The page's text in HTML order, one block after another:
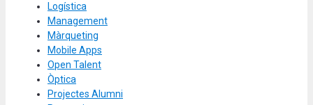
Logística
Management
Màrqueting
Mobile Apps
Open Talent
Òptica
Projectes Alumni